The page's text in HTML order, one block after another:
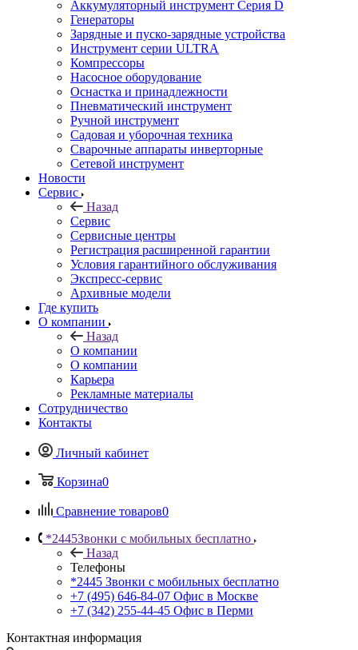
Аккумуляторный инструмент Серия D
Генераторы
Зарядные и пуско-зарядные устройства
Инструмент серии ULTRA
Компрессоры
Насосное оборудование
Оснастка и принадлежности
Пневматический инструмент
Ручной инструмент
Садовая и уборочная техника
Сварочные аппараты инверторные
Сетевой инструмент
Новости
Сервис
Назад
Сервис
Сервисные центры
Регистрация расширенной гарантии
Условия гарантийного обслуживания
Экспресс-сервис
Архивные модели
Где купить
О компании
Назад
О компании
О компании
Карьера
Рекламные материалы
Сотрудничество
Контакты
Личный кабинет
Корзина0
Сравнение товаров0
*2445Звонки с мобильных бесплатно
Назад
Телефоны
*2445 Звонки с мобильных бесплатно
+7 (495) 646-84-07 Офис в Москве
+7 (342) 255-44-45 Офис в Перми
Контактная информация